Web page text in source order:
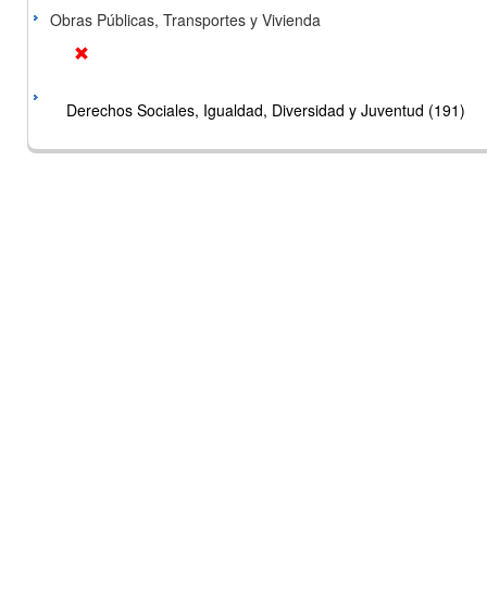
Obras Públicas, Transportes y Vivienda
Derechos Sociales, Igualdad, Diversidad y Juventud (191)